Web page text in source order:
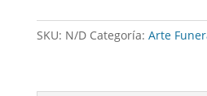
SKU: N/D Categoría: Arte